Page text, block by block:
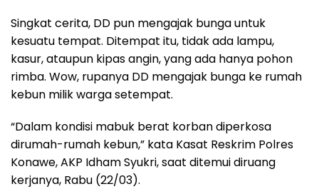
Singkat cerita, DD pun mengajak bunga untuk
kesuatu tempat. Ditempat itu, tidak ada lampu,
kasur, ataupun kipas angin, yang ada hanya pohon
rimba. Wow, rupanya DD mengajak bunga ke rumah
kebun milik warga setempat.
“Dalam kondisi mabuk berat korban diperkosa
dirumah-rumah kebun,” kata Kasat Reskrim Polres
Konawe, AKP Idham Syukri, saat ditemui diruang
kerjanya, Rabu (22/03).